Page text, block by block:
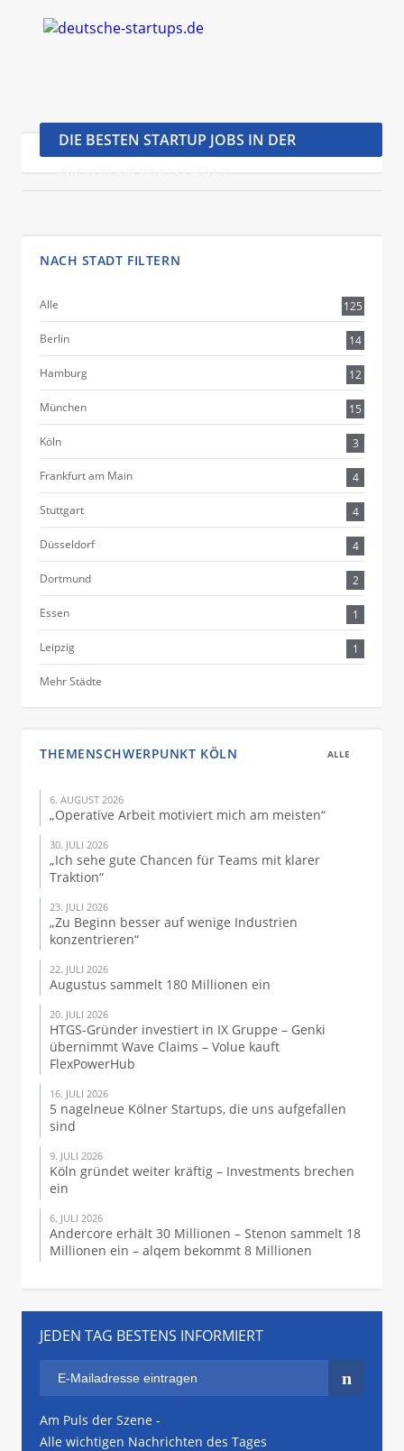
DIE BESTEN STARTUP JOBS IN DER
DIGITALEN WIRTSCHAFT
NACH STADT FILTERN
Alle 125
Berlin 14
Hamburg 12
München 15
Köln 3
Frankfurt am Main 4
Stuttgart 4
Düsseldorf 4
Dortmund 2
Essen 1
Leipzig 1
Mehr Städte
THEMENSCHWERPUNKT KÖLN ALLE
6. AUGUST 2026
„Operative Arbeit motiviert mich am meisten“
30. JULI 2026
„Ich sehe gute Chancen für Teams mit klarer
Traktion“
23. JULI 2026
„Zu Beginn besser auf wenige Industrien
konzentrieren“
22. JULI 2026
Augustus sammelt 180 Millionen ein
20. JULI 2026
HTGS-Gründer investiert in IX Gruppe – Genki
übernimmt Wave Claims – Volue kauft
FlexPowerHub
16. JULI 2026
5 nagelneue Kölner Startups, die uns aufgefallen
sind
9. JULI 2026
Köln gründet weiter kräftig – Investments brechen
ein
6. JULI 2026
Andercore erhält 30 Millionen – Stenon sammelt 18
Millionen ein – alqem bekommt 8 Millionen
JEDEN TAG BESTENS INFORMIERT
Am Puls der Szene -
Alle wichtigen Nachrichten des Tages